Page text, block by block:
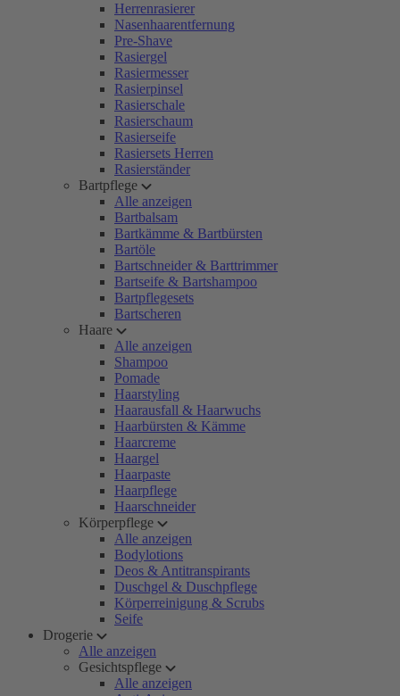
Herrenrasierer
Nasenhaarentfernung
Pre-Shave
Rasiergel
Rasiermesser
Rasierpinsel
Rasierschale
Rasierschaum
Rasierseife
Rasiersets Herren
Rasierständer
Bartpflege
Alle anzeigen
Bartbalsam
Bartkämme & Bartbürsten
Bartöle
Bartschneider & Barttrimmer
Bartseife & Bartshampoo
Bartpflegesets
Bartscheren
Haare
Alle anzeigen
Shampoo
Pomade
Haarstyling
Haarausfall & Haarwuchs
Haarbürsten & Kämme
Haarcreme
Haargel
Haarpaste
Haarpflege
Haarschneider
Körperpflege
Alle anzeigen
Bodylotions
Deos & Antitranspirants
Duschgel & Duschpflege
Körperreinigung & Scrubs
Seife
Drogerie
Alle anzeigen
Gesichtspflege
Alle anzeigen